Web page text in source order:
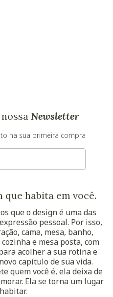
Newsletter
na sua primeira compra
que habita em você.
que o design é uma das
pessoal. Por isso,
cama, mesa, banho,
e mesa posta, com
acolher a sua rotina e
capítulo de sua vida.
quem você é, ela deixa de
Ela se torna um lugar